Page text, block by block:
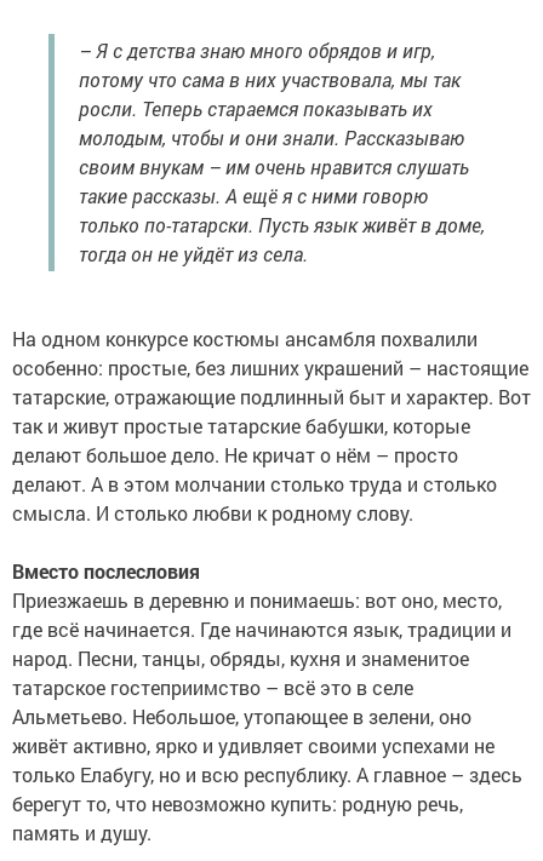
– Я с детства знаю много обрядов и игр,
потому что сама в них участвовала, мы так
росли. Теперь стараемся показывать их
молодым, чтобы и они знали. Рассказываю
своим внукам – им очень нравится слушать
такие рассказы. А ещё я с ними говорю
только по-татарски. Пусть язык живёт в доме,
тогда он не уйдёт из села.
На одном конкурсе костюмы ансамбля похвалили
особенно: простые, без лишних украшений – настоящие
татарские, отражающие подлинный быт и характер. Вот
так и живут простые татарские бабушки, которые
делают большое дело. Не кричат о нём – просто
делают. А в этом молчании столько труда и столько
смысла. И столько любви к родному слову.
Вместо послесловия
Приезжаешь в деревню и понимаешь: вот оно, место,
где всё начинается. Где начинаются язык, традиции и
народ. Песни, танцы, обряды, кухня и знаменитое
татарское гостеприимство – всё это в селе
Альметьево. Небольшое, утопающее в зелени, оно
живёт активно, ярко и удивляет своими успехами не
только Елабугу, но и всю республику. А главное – здесь
берегут то, что невозможно купить: родную речь,
память и душу.